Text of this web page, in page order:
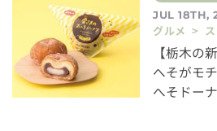
JUL 18TH,
グルメ > ス
【栃木の
へそがモ
へそドー